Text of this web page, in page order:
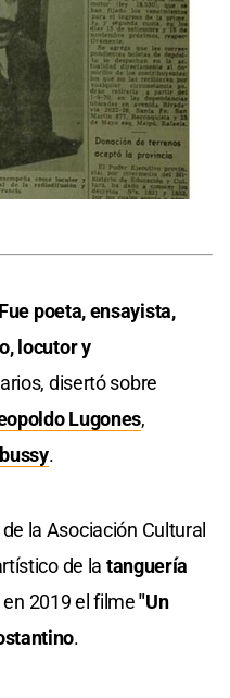
Fue poeta, ensayista,
locutor y
disertó sobre
Lugones,
.
la Asociación Cultural
de la tanguería
2019 el filme"Un
.